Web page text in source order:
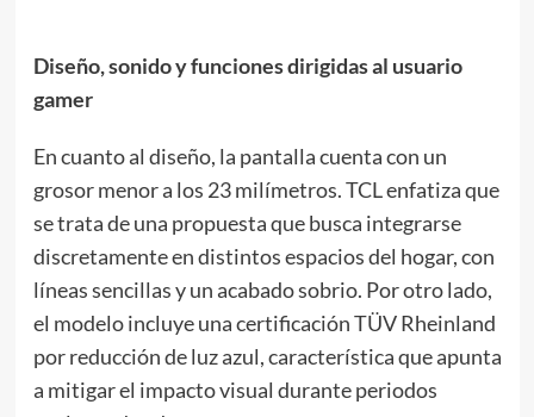
Diseño, sonido y funciones dirigidas al usuario
gamer
En cuanto al diseño, la pantalla cuenta con un
grosor menor a los 23 milímetros. TCL enfatiza que
se trata de una propuesta que busca integrarse
discretamente en distintos espacios del hogar, con
líneas sencillas y un acabado sobrio. Por otro lado,
el modelo incluye una certificación TÜV Rheinland
por reducción de luz azul, característica que apunta
a mitigar el impacto visual durante periodos